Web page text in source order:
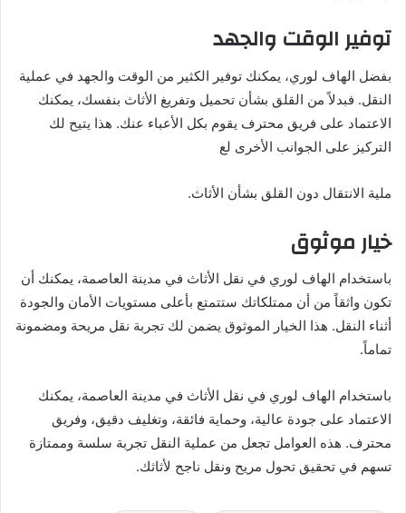
توفير الوقت والجهد
بفضل الهاف لوري، يمكنك توفير الكثير من الوقت والجهد في عملية
النقل. فبدلاً من القلق بشأن تحميل وتفريغ الأثاث بنفسك، يمكنك
الاعتماد على فريق محترف يقوم بكل الأعباء عنك. هذا يتيح لك
التركيز على الجوانب الأخرى لع
ملية الانتقال دون القلق بشأن الأثاث.
خيار موثوق
باستخدام الهاف لوري في نقل الأثاث في مدينة العاصمة، يمكنك أن
تكون واثقاً من أن ممتلكاتك ستتمتع بأعلى مستويات الأمان والجودة
أثناء النقل. هذا الخيار الموثوق يضمن لك تجربة نقل مريحة ومضمونة
تماماً.
باستخدام الهاف لوري في نقل الأثاث في مدينة العاصمة، يمكنك
الاعتماد على جودة عالية، وحماية فائقة، وتغليف دقيق، وفريق
محترف. هذه العوامل تجعل من عملية النقل تجربة سلسة وممتازة
تسهم في تحقيق تحول مريح ونقل ناجح لأثاثك.